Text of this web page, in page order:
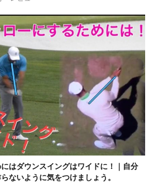
はダウンスイングはワイドに！｜自分
ないように気をつけましょう。